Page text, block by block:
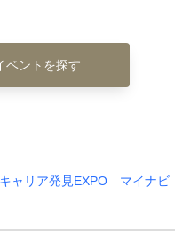
ベントを探す
ャリア発見EXPO マイナビ